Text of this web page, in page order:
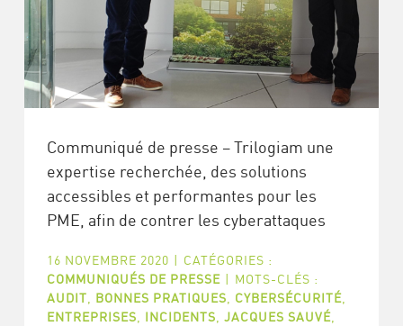
Communiqué de presse – Trilogiam une
expertise recherchée, des solutions
accessibles et performantes pour les
PME, afin de contrer les cyberattaques
16 NOVEMBRE 2020 | CATÉGORIES :
COMMUNIQUÉS DE PRESSE | MOTS-CLÉS :
AUDIT
BONNES PRATIQUES CYBERSÉCURITÉ,
ENTREPRISES
INCIDENTS JACQUES SAUVÉ,